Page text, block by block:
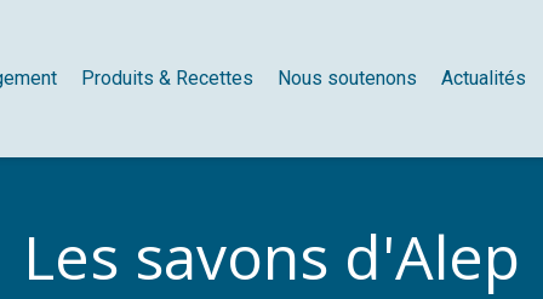
Produits & Recettes Nous soutenons Actualités
Les savons d'Alep